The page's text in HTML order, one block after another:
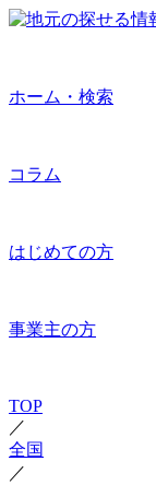
ホーム・検索
コラム
はじめての方
事業主の方
TOP
／
全国
／